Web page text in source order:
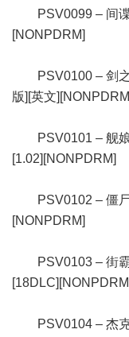
PSV0099 – 间谍
[NONPDRM]
PSV0100 – 剑之
版][英文
PSV0101 – 舰娘
[1.02][NONPDRM]
PSV0102 – 僵尸
[NONPDRM]
PSV0103 – 街霸
PSV0104 – 杰克